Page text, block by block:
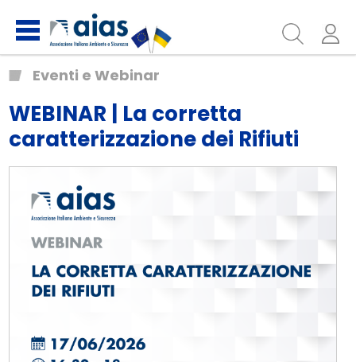
Eventi e Webinar
WEBINAR | La corretta
caratterizzazione dei Rifiuti